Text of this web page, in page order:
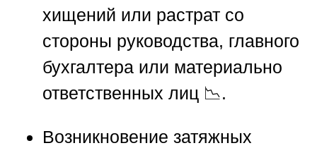
хищений или растрат со
стороны руководства, главного
бухгалтера или материально
ответственных лиц 📉.
Возникновение затяжных